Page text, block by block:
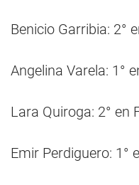
Benicio Garribia: 2°
Angelina Varela: 1°
Lara Quiroga: 2° en
Emir Perdiguero: 1°